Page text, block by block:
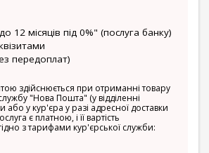
12 місяців під 0%" (послуга банку)
передоплат)
здійснюється при отриманні товару
"Нова Пошта" (у відділенні
або у кур'єра у разі адресної доставки
є платною, і її вартість
з тарифами кур'єрської служби: